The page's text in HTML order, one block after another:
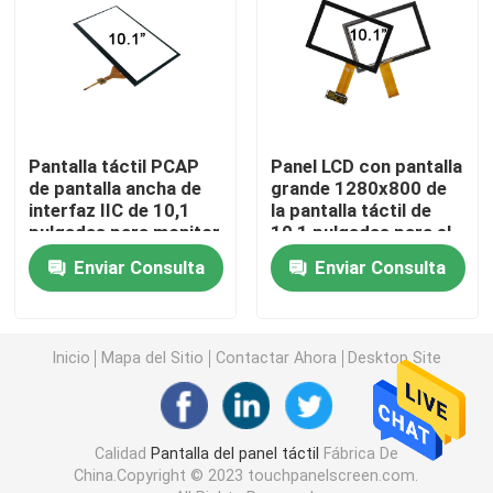
Pantalla táctil de cristal gruesa
Pantalla táctil capacitiva
exhibición del tacto del pcap
Pantalla táctil PCAP
de pantalla ancha de
interfaz IIC de 10,1
pulgadas para monitor
táctil de 1024x600
Enviar Consulta
Panel LCD con pantalla
grande 1280x800 de
la pantalla táctil de
10,1 pulgadas para el
equipo industrial
Enviar Consulta
Inicio Mapa del Sitio Contactar Ahora Desktop Site
Calidad Pantalla del panel táctil
Fábrica De
China.Copyright © 2023 touchpanelscreen.com.